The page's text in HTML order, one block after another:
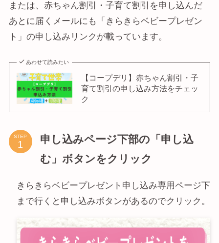
または、赤ちゃん割引・子育て割引を申し込んだ
あとに届くメールにも「きらきらベビープレゼン
ト」の申し込みリンクが載っています。
あわせて読みたい
【コープデリ】赤ちゃん割引・子
育て割引の申し込み方法をチェッ
ク
STEP
申し込みページ下部の「申し込
む」ボタンをクリック
きらきらベビープレゼント申し込み専用ページ下
まで行くと申し込みボタンがあるのでクリック。